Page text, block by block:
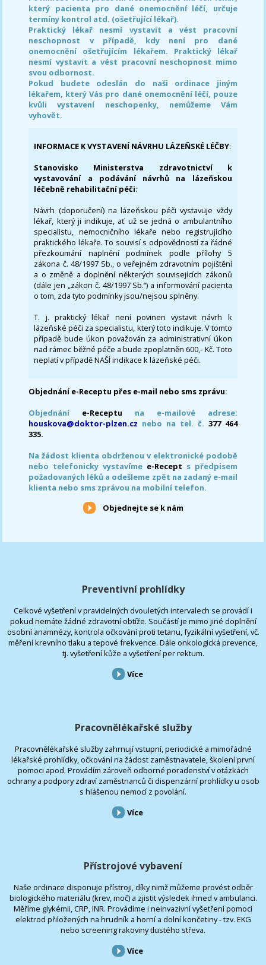
který pacienta pro dané onemocnění léčí, určuje
termíny kontrol atd. (ošetřující lékař).
Praktický lékař nesmí vystavit a vést pracovní
neschopnost v případě, kdy není pro dané
onemocnění ošetřujícím lékařem. Praktický lékař
nesmí vystavit a vést pracovní neschopnost mimo
svou odbornost.
Pokud budete odeslán do naši ordinace jiným
lékařem, který Vás pro dané onemocnění léčí, pouze
kvůli vystavení neschopenky, nemůžeme Vám
vyhovět.
INFORMACE K VYSTAVENÍ NÁVRHU LÁZEŇSKÉ LÉČBY:
Stanovisko Ministerstva zdravotnictví k
vystavování a podávání návrhů na lázeňskou
léčebně rehabilitační péči:
Návrh (doporučení) na lázeňskou péči vystavuje vždy
lékař, který ji indikuje, ať už se jedná o ambulantního
specialistu, nemocničního lékaře nebo registrujícího
praktického lékaře. To souvisí s odpovědností za řádné
přezkoumání naplnění podmínek podle přílohy 5
zákona č. 48/1997 Sb., o veřejném zdravotním pojištění
a o změně a doplnění některých souvisejících zákonů
(dále jen „zákon č. 48/1997 Sb.“) a informování pacienta
o tom, zda tyto podmínky jsou/nejsou splněny.
T. j. praktický lékař není povinen vystavit návrh k
lázeňské péči za specialistu, který toto indikuje. V tomto
případě bude úkon považován za administrativní úkon
nad rámec běžné péče a bude zpoplatněn 600,- Kč. Toto
neplatí v případě NAŠÍ indikace k lázeňské péči.
Objednání e-Receptu přes e-mail nebo sms zprávu:
Objednání e-Receptu na e-mailové adrese:
houskova@doktor-plzen.cz nebo na tel. č. 377 464
335.
Na žádost klienta obdrženou v elektronické podobě
nebo telefonicky vystavíme e-Recept s předpisem
požadovaných léků a odešleme zpět na zadaný e-mail
klienta nebo sms zprávou na mobilní telefon.
Objednejte se k nám
Preventivní prohlídky
Celkové vyšetření v pravidelných dvouletých intervalech se provádí i
pokud nemáte žádné zdravotní obtíže. Součástí je mimo jiné doplnění
osobní anamnézy, kontrola očkování proti tetanu, fyzikální vyšetření, vč.
měření krevního tlaku a tepové frekvence. Dále onkologická prevence,
tj. vyšetření kůže a vyšetření per rektum.
Více
Pracovnělékařské služby
Pracovnělékařské služby zahrnují vstupní, periodické a mimořádné
lékařské prohlídky, očkování na žádost zaměstnavatele, školení první
pomoci apod. Provádím zároveň odborné poradenství v otázkách
ochrany a podpory zdraví zaměstnanců či dispenzární prohlídky u osob
s hlášenou nemocí z povolání.
Více
Přístrojové vybavení
Naše ordinace disponuje přístroji, díky nimž můžeme provést odběr
biologického materiálu (krev, moč) a zjistit výsledek ihned v ambulanci.
Měříme glykémii, CRP, INR. Provádíme i neinvazivní vyšetření pomocí
elektrod přiložených na hrudník a horní a dolní končetiny - tzv. EKG
nebo screening rakoviny tlustého střeva.
Více